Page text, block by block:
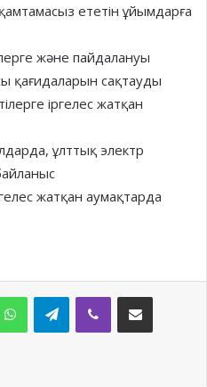
ететін ұйымдарға
және пайдалануы
қағидаларын сақтауды
іргелес жатқан
ұлттық электр
жатқан аумақтарда
WhatsAppTelegramViber Share via Email